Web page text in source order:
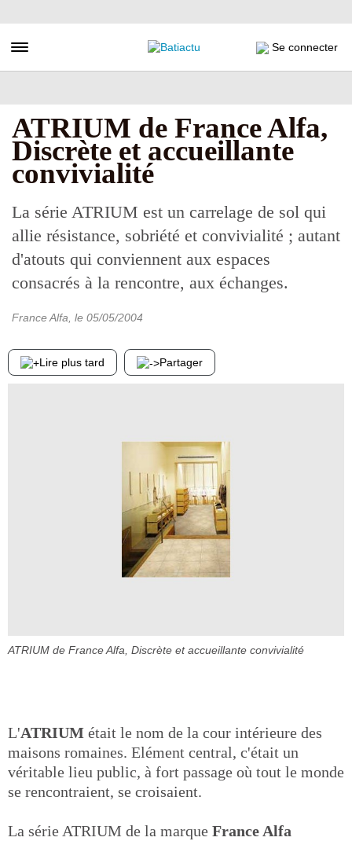
au
principal
Toggle navigation Se connecter
ATRIUM de France Alfa,
Discrète et accueillante
convivialité
La série ATRIUM est un carrelage de sol qui
allie résistance, sobriété et convivialité ; autant
d'atouts qui conviennent aux espaces
consacrés à la rencontre, aux échanges.
France Alfa , le 05/05/2004
Lire plus tard Partager
ATRIUM de France Alfa, Discrète et accueillante convivialité
L'ATRIUM était le nom de la cour intérieure des
maisons romaines. Elément central, c'était un
véritable lieu public, à fort passage où tout le monde
se rencontraient, se croisaient.
La série ATRIUM de la marque France Alfa